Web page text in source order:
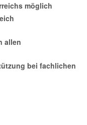
möglich
allen
bei fachlichen